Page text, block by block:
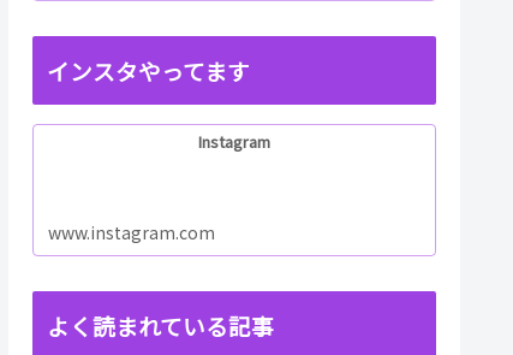
インスタやってます
Instagram
www.instagram.com
よく読まれている記事